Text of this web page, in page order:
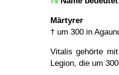
Märtyrer
† um 300 in
Vitalis gehörte mit
Legion, die um